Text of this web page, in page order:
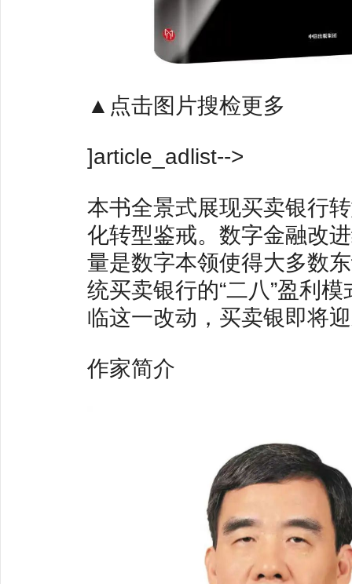
▲点击图片搜检更多
]article_adlist-->
本书全景式展现买卖银行
化转型鉴戒。数字金融改
量是数字本领使得大多数
统买卖银行的“二八”盈利
临这一改动，买卖银即将
作家简介